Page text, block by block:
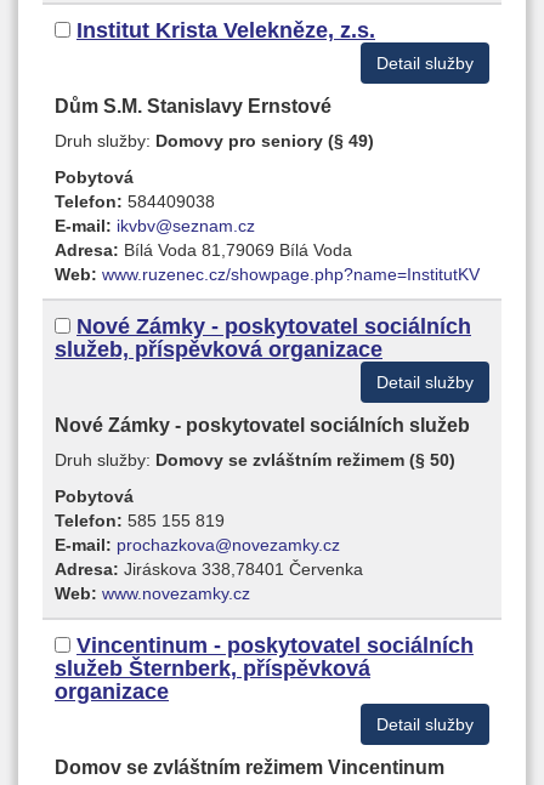
Institut Krista Velekněze, z.s.
Detail služby
Dům S.M. Stanislavy Ernstové
Druh služby: Domovy pro seniory (§ 49)
Pobytová
Telefon: 584409038
E-mail: ikvbv@seznam.cz
Adresa: Bílá Voda 81,79069 Bílá Voda
Web: www.ruzenec.cz/showpage.php?name=InstitutKV
Nové Zámky - poskytovatel sociálních
služeb, příspěvková organizace
Detail služby
Nové Zámky - poskytovatel sociálních služeb
Druh služby: Domovy se zvláštním režimem (§ 50)
Pobytová
Telefon: 585 155 819
E-mail: prochazkova@novezamky.cz
Adresa: Jiráskova 338,78401 Červenka
Web: www.novezamky.cz
Vincentinum - poskytovatel sociálních
služeb Šternberk, příspěvková
organizace
Detail služby
Domov se zvláštním režimem Vincentinum